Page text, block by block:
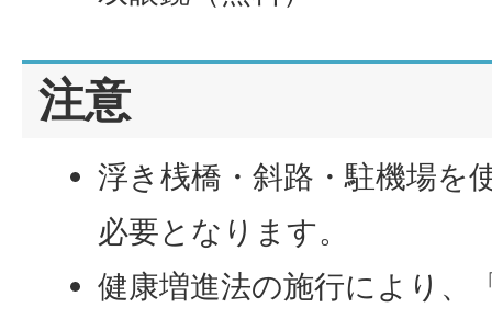
注意
浮き桟橋・斜路・駐機場を
必要となります。
健康増進法の施行により、